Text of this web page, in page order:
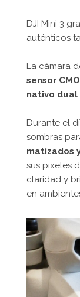
DJI Mini 3
auténticos
La cámara
sensor
nativo dual
Durante el
sombras
matizados
sus pixeles
claridad y
en